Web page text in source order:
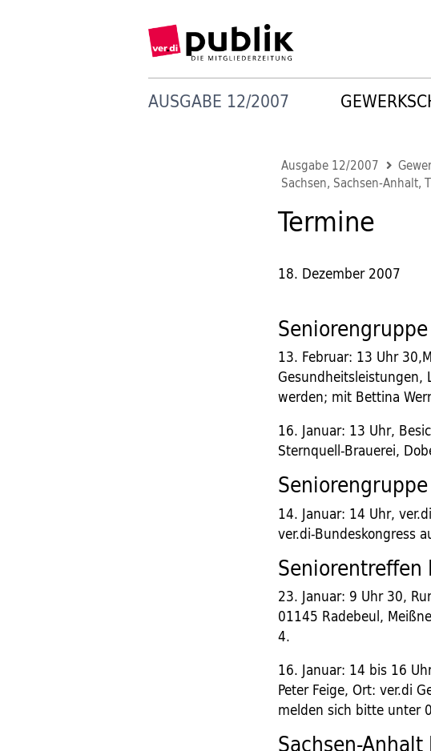
AUSGABE 12/2007
Ausgabe 12/2007
Sachsen, Sachsen-Anhalt,
Termine
18. Dezember 2007
13. Februar: 13 Uhr
Gesundheitsleistungen,
werden; mit Bettina
16. Januar: 13 Uhr,
Sternquell-Brauerei,
14. Januar: 14 Uhr,
ver.di-Bundeskongress
Seniorentreffen
23. Januar: 9 Uhr 30,
01145 Radebeul,
4.
16. Januar: 14 bis 16
Peter Feige, Ort: ver.di
melden sich bitte unter